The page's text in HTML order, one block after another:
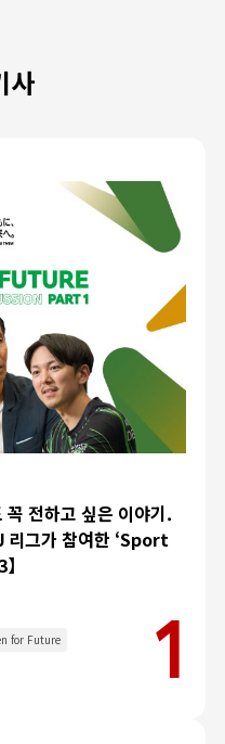
사
전하고 싶은 이야기.
리그가 참여한 ‘Sport
for Future